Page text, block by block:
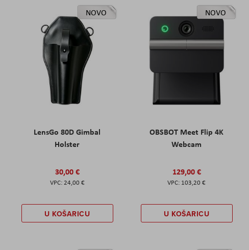
NOVO
LensGo 80D Gimbal
Holster
30,00 €
24,00 €
U KOŠARICU
NOVO
OBSBOT Meet Flip 4K
Webcam
129,00 €
103,20 €
U KOŠARICU